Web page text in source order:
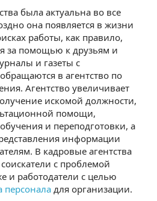
была актуальна во все
она появляется в жизни
работы, как правило,
за помощью к друзьям и
и газеты с
в агентство по
Агентство увеличивает
искомой должности,
помощи,
и переподготовки, а
информации
В кадровые агентства
с проблемой
и работодатели с целью
персоналадля организации.